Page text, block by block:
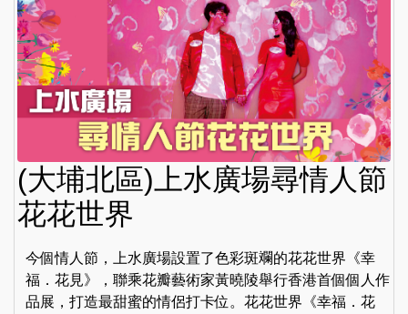
(大埔北區)上水廣場尋情人節
花花世界
今個情人節，上水廣場設置了色彩斑斕的花花世界《幸
福．花見》，聯乘花瓣藝術家黃曉陵舉行香港首個個人作
品展，打造最甜蜜的情侶打卡位。花花世界《幸福．花